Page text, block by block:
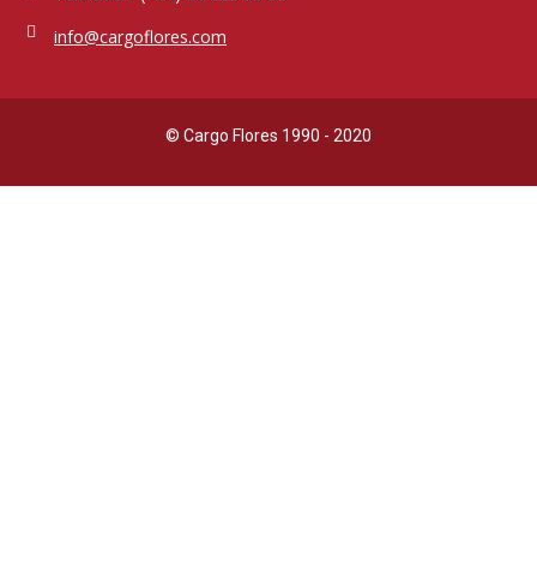
info@cargoflores.com
© Cargo Flores 1990 - 2020